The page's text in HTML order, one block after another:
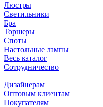
Люстры
Светильники
Бра
Торшеры
Споты
Настольные лампы
Весь каталог
Сотрудничество
Дизайнерам
Оптовым клиентам
Покупателям